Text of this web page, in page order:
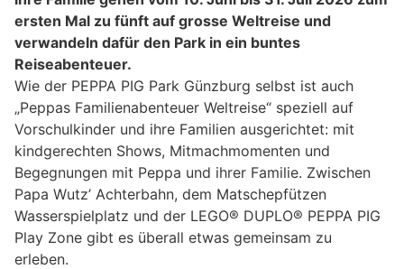
ersten Mal zu fünft auf grosse Weltreise und
verwandeln dafür den Park in ein buntes
Reiseabenteuer.
Wie der PEPPA PIG Park Günzburg selbst ist auch
„Peppas Familienabenteuer Weltreise“ speziell auf
Vorschulkinder und ihre Familien ausgerichtet: mit
kindgerechten Shows, Mitmachmomenten und
Begegnungen mit Peppa und ihrer Familie. Zwischen
Papa Wutz’ Achterbahn, dem Matschepfützen
Wasserspielplatz und der LEGO® DUPLO® PEPPA PIG
Play Zone gibt es überall etwas gemeinsam zu
erleben.